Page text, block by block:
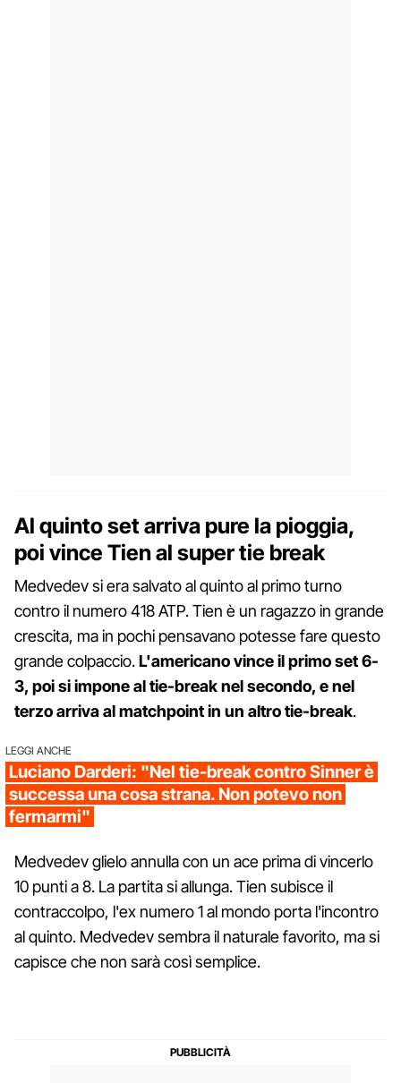
Al quinto set arriva pure la pioggia,
poi vince Tien al super tie break
Medvedev si era salvato al quinto al primo turno
contro il numero 418 ATP. Tien è un ragazzo in grande
crescita, ma in pochi pensavano potesse fare questo
grande colpaccio.L'americano vince il primo set 6-
3, poi si impone al tie-break nel secondo, e nel
terzo arriva al matchpoint in un altro tie-break.
LEGGI ANCHE
Luciano Darderi: "Nel tie-break contro Sinner è
successa una cosa strana. Non potevo non
fermarmi"
Medvedev glielo annulla con un ace prima di vincerlo
10 punti a 8. La partita si allunga. Tien subisce il
contraccolpo, l'ex numero 1 al mondo porta l'incontro
al quinto. Medvedev sembra il naturale favorito, ma si
capisce che non sarà così semplice.